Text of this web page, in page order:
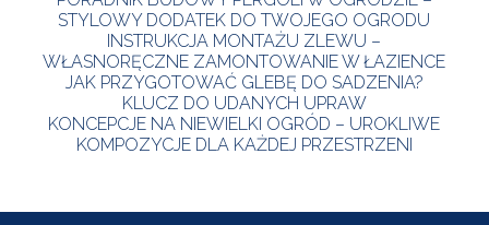
STYLOWY DODATEK DO TWOJEGO OGRODU
INSTRUKCJA MONTAŻU ZLEWU –
WŁASNORĘCZNE ZAMONTOWANIE W ŁAZIENCE
JAK PRZYGOTOWAĆ GLEBĘ DO SADZENIA?
KLUCZ DO UDANYCH UPRAW
KONCEPCJE NA NIEWIELKI OGRÓD – UROKLIWE
KOMPOZYCJE DLA KAŻDEJ PRZESTRZENI